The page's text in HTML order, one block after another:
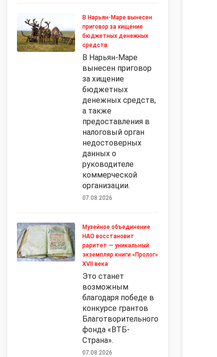
В Нарьян-Маре вынесен
приговор за хищение
бюджетных денежных
средств
В Нарьян-Маре
вынесен приговор
за хищение
бюджетных
денежных средств,
а также
предоставления в
налоговый орган
недостоверных
данных о
руководителе
коммерческой
организации.
07.08.2026
Музейное объединение
НАО восстановит
раритет — уникальный
экземпляр книги «Пролог»
XVII века
Это станет
возможным
благодаря победе в
конкурсе грантов
Благотворительного
фонда «ВТБ-
Страна».
07.08.2026